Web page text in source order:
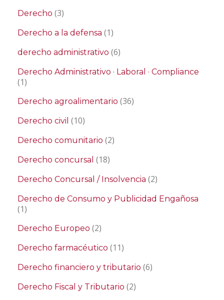
Derecho (3)
Derecho a la defensa (1)
derecho administrativo (6)
Derecho Administrativo · Laboral · Compliance
(1)
Derecho agroalimentario (36)
Derecho civil (10)
Derecho comunitario (2)
Derecho concursal (18)
Derecho Concursal / Insolvencia (2)
Derecho de Consumo y Publicidad Engañosa
(1)
Derecho Europeo (2)
Derecho farmacéutico (11)
Derecho financiero y tributario (6)
Derecho Fiscal y Tributario (2)